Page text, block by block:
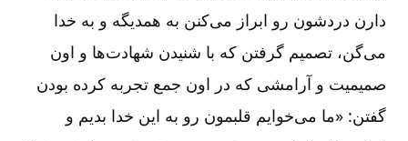
دارن دردشون رو ابراز می‌کنن به همدیگه و به خدا
می‌گن، تصمیم گرفتن که با شنیدن شهادت‌ها و اون
صمیمیت و آرامشی که در اون جمع تجربه کرده بودن
گفتن: «ما می‌خوایم قلبمون رو به این خدا بدیم و